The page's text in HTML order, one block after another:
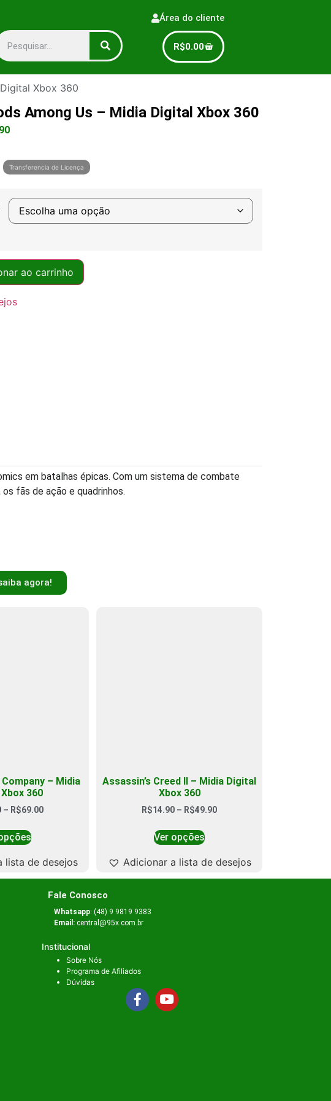
Área do cliente
R$0.00
Xbox 360
Among Us – Midia Digital Xbox 360
Transferencia de Licença
ao carrinho
em batalhas épicas. Com um sistema de combate
fãs de ação e quadrinhos.
agora!
– Midia
360
– R$69.00
lista de desejos
Assassin’s Creed II – Midia Digital
Xbox 360
R$14.90 – R$49.90
Ver opções
Adicionar a lista de desejos
Fale Conosco
Whatsapp: (48) 9 9819 9383
Email:central@95x.com.br
Institucional
Sobre Nós
Programa de Afiliados
Dúvidas